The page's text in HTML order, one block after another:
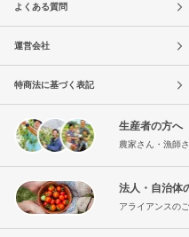
よくある質問
運営会社
特商法に基づく表記
生産者の方へ
農家さん・漁師
法人・自治体
アライアンスの